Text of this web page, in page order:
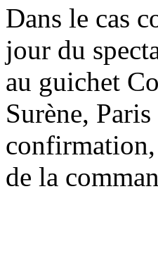
Dans le cas
jour du
au guichet
Surène,
confirmation,
de la